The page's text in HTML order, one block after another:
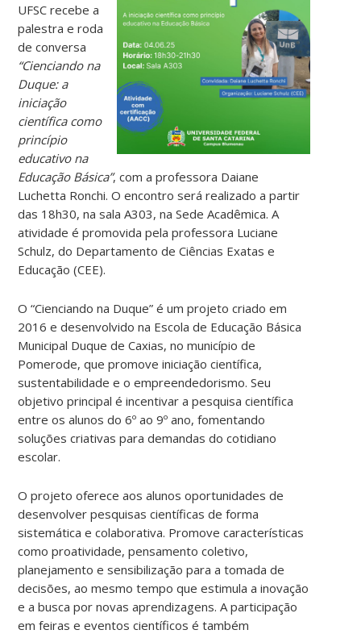
UFSC recebe a
palestra e roda
de conversa
“Cienciando na
Duque: a
iniciação
científica como
princípio
educativo na
Educação Básica”, com a professora Daiane
Luchetta Ronchi. O encontro será realizado a partir
das 18h30, na sala A303, na Sede Acadêmica. A
atividade é promovida pela professora Luciane
Schulz, do Departamento de Ciências Exatas e
Educação (CEE).
O “Cienciando na Duque” é um projeto criado em
2016 e desenvolvido na Escola de Educação Básica
Municipal Duque de Caxias, no município de
Pomerode, que promove iniciação científica,
sustentabilidade e o empreendedorismo. Seu
objetivo principal é incentivar a pesquisa científica
entre os alunos do 6º ao 9º ano, fomentando
soluções criativas para demandas do cotidiano
escolar.
O projeto oferece aos alunos oportunidades de
desenvolver pesquisas científicas de forma
sistemática e colaborativa. Promove características
como proatividade, pensamento coletivo,
planejamento e sensibilização para a tomada de
decisões, ao mesmo tempo que estimula a inovação
e a busca por novas aprendizagens. A participação
em feiras e eventos científicos é também